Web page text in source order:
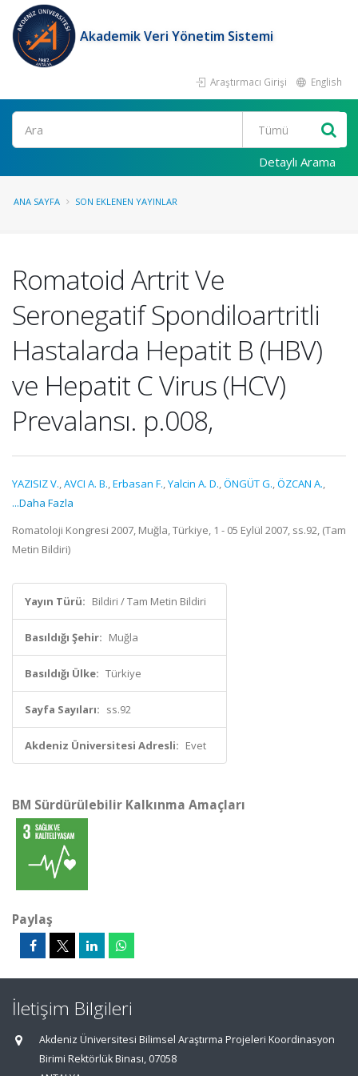
Akademik Veri Yönetim Sistemi
Araştırmacı Girişi English
Ara
Detaylı Arama
ANA SAYFA SON EKLENEN YAYINLAR
Romatoid Artrit Ve
Seronegatif Spondiloartritli
Hastalarda Hepatit B (HBV)
ve Hepatit C Virus (HCV)
Prevalansı. p.008,
YAZISIZ V.,AVCI A. B.,Erbasan F.,Yalcin A. D.,ÖNGÜT G.,ÖZCAN A.,
...Daha Fazla
Romatoloji Kongresi 2007, Muğla, Türkiye, 1 - 05 Eylül 2007, ss.92, (Tam
Metin Bildiri)
Yayın Türü: Bildiri / Tam Metin Bildiri
Basıldığı Şehir: Muğla
Basıldığı Ülke: Türkiye
Sayfa Sayıları: ss.92
Akdeniz Üniversitesi Adresli: Evet
BM Sürdürülebilir Kalkınma Amaçları
Paylaş
İletişim Bilgileri
Akdeniz Üniversitesi Bilimsel Araştırma Projeleri Koordinasyon
Birimi Rektörlük Binası, 07058